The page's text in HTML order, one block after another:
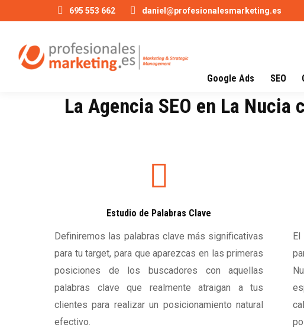
695 553 662 daniel@profesionalesmarketing.es
Google Ads SEO
La Agencia SEO en La
Estudio de Palabras Clave
Definiremos las palabras clave más significativas
para tu target, para que aparezcas en las primeras
posiciones de los buscadores con aquellas
palabras clave que realmente atraigan a tus
clientes para realizar un posicionamiento natural
efectivo.
El